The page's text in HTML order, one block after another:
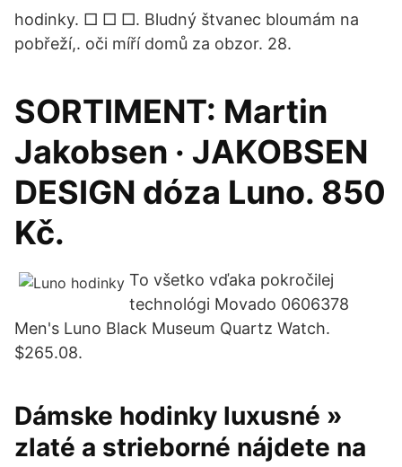
hodinky. □ □ □. Bludný štvanec bloumám na
pobřeží,. oči míří domů za obzor. 28.
SORTIMENT: Martin
Jakobsen · JAKOBSEN
DESIGN dóza Luno. 850
Kč.
To všetko vďaka pokročilej
technológi Movado 0606378
Men's Luno Black Museum Quartz Watch.
$265.08.
Dámske hodinky luxusné »
zlaté a strieborné nájdete na